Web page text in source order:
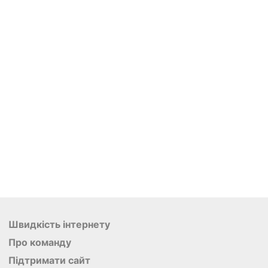
Швидкість інтернету
Про команду
Підтримати сайт